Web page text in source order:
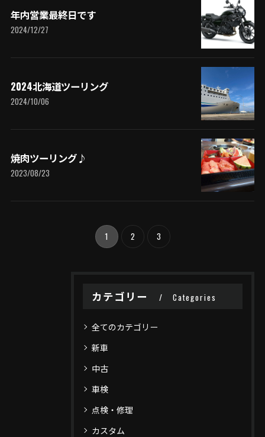
年内営業最終日です
2024/12/27
2024北海道ツーリング
2024/10/06
焼肉ツーリング♪
2023/08/23
1 2 3
カテゴリー Categories
全てのカテゴリー
新車
中古
車検
点検・修理
カスタム